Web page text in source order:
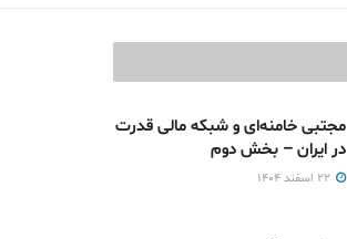
مجتبی خامنه‌ای و شبکه مالی قدرت
در ایران – بخش دوم